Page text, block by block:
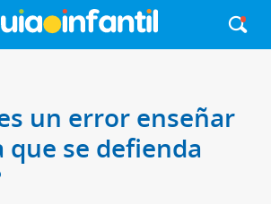
un error enseñar
que se defienda